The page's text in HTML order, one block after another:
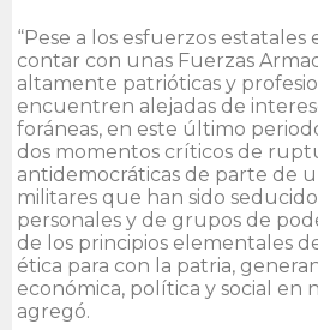
“Pese a los esfuerzos estatales
contar con unas Fuerzas
altamente patrióticas y
encuentren alejadas de
foráneas, en este último
dos momentos críticos de
antidemocráticas de parte de
militares que han sido
personales y de grupos de
de los principios elementales
ética para con la patria,
económica, política y social en
agregó.